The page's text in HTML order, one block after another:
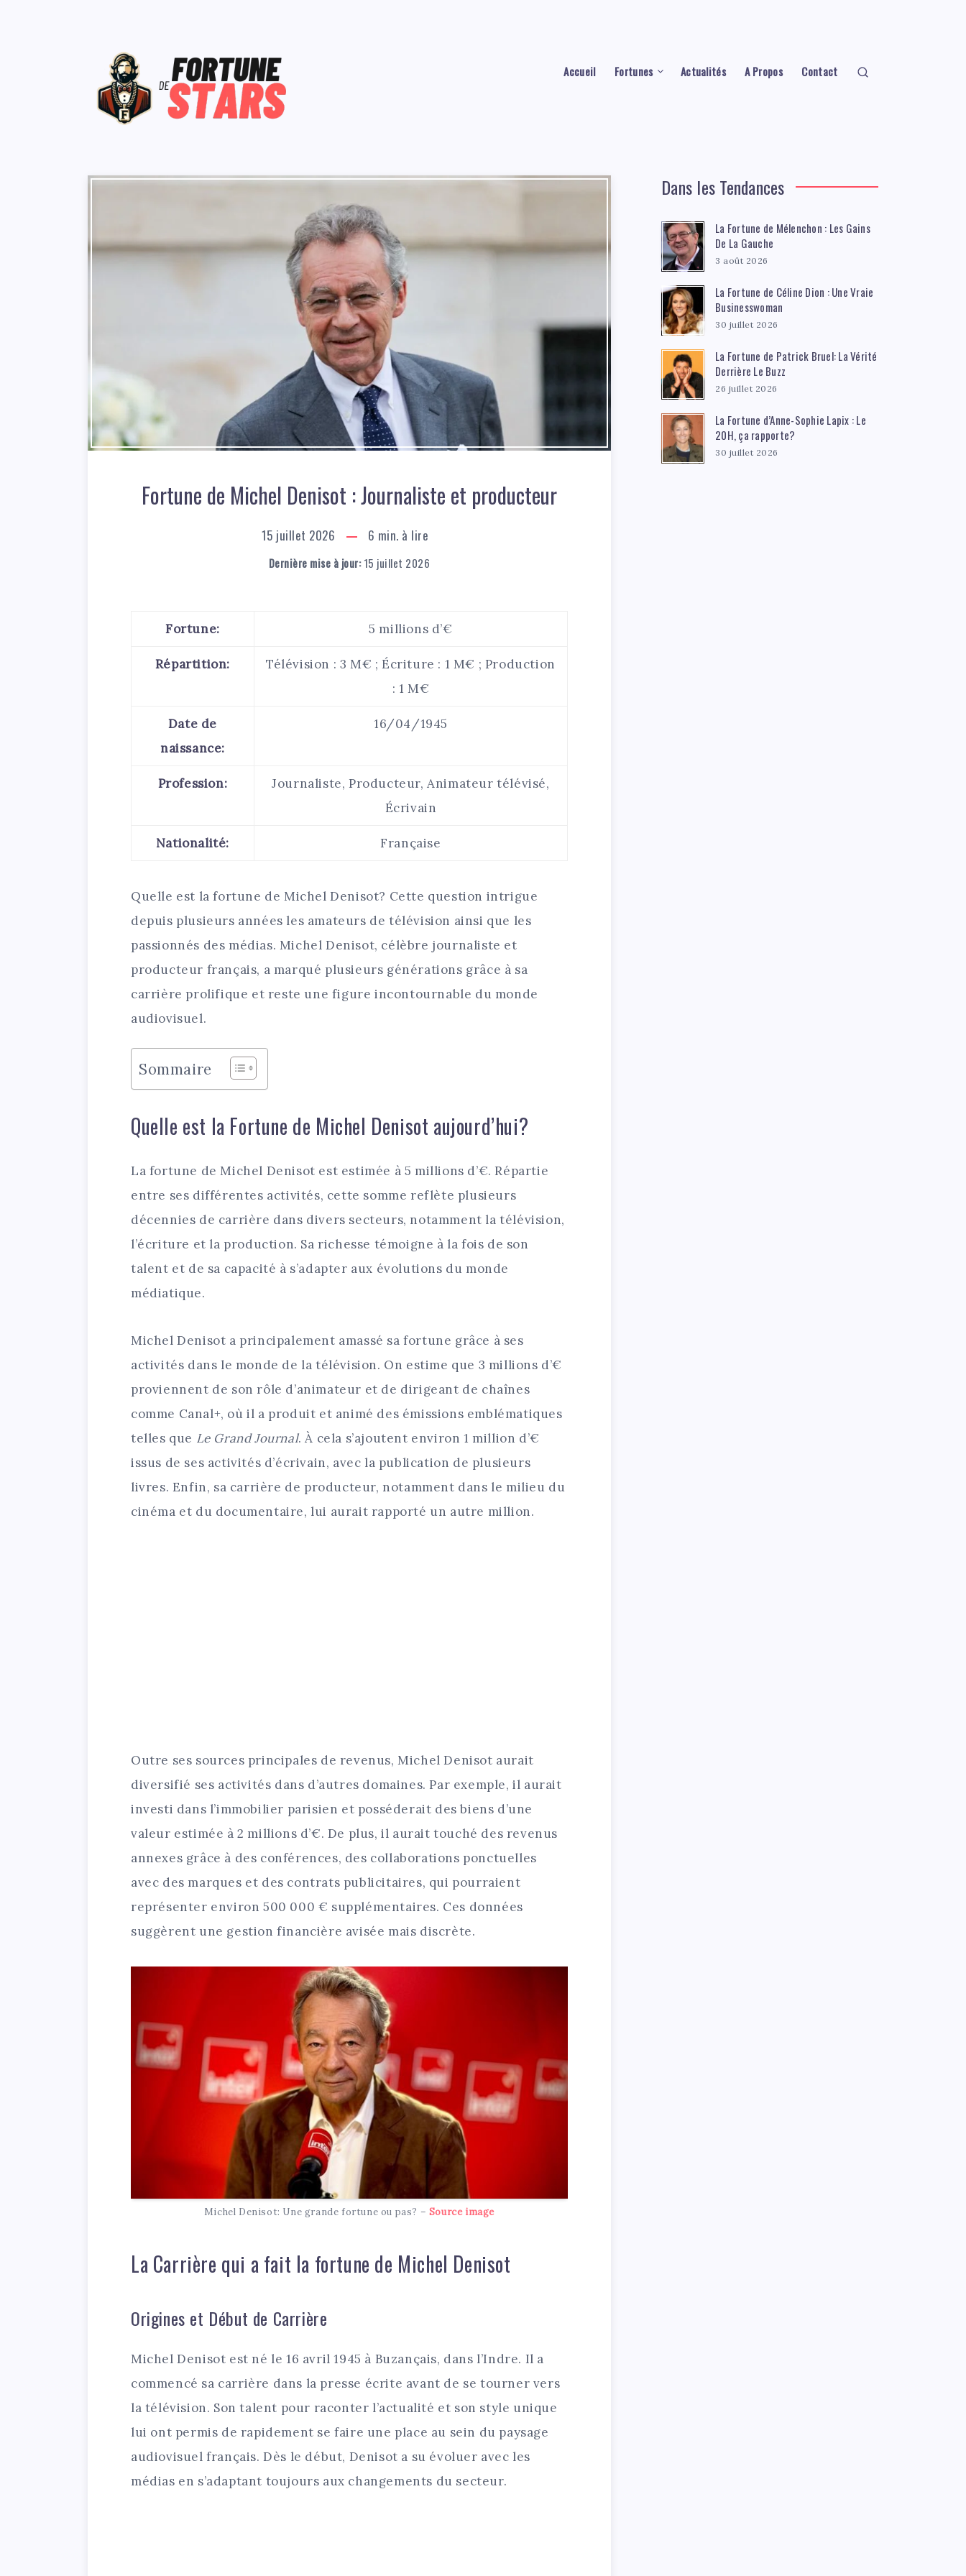
Accueil Fortunes Actualités A Propos Contact
Fortune de Michel Denisot : Journaliste et producteur
15 juillet 2026 6 min. à lire
Dernière mise à jour:15 juillet 2026
Fortune: 5 millions d’€
Répartition:
Télévision : 3 M€ ; Écriture : 1 M€ ; Production
: 1 M€
Date de
naissance:
16/04/1945
Profession:
Journaliste, Producteur, Animateur télévisé,
Écrivain
Nationalité: Française
Quelle est la fortune de Michel Denisot? Cette question intrigue
depuis plusieurs années les amateurs de télévision ainsi que les
passionnés des médias. Michel Denisot, célèbre journaliste et
producteur français, a marqué plusieurs générations grâce à sa
carrière prolifique et reste une figure incontournable du monde
audiovisuel.
Sommaire
Quelle est la Fortune de Michel Denisot aujourd’hui?
La fortune de Michel Denisot est estimée à 5 millions d’€. Répartie
entre ses différentes activités, cette somme reflète plusieurs
décennies de carrière dans divers secteurs, notamment la télévision,
l’écriture et la production. Sa richesse témoigne à la fois de son
talent et de sa capacité à s’adapter aux évolutions du monde
médiatique.
Michel Denisot a principalement amassé sa fortune grâce à ses
activités dans le monde de la télévision. On estime que 3 millions d’€
proviennent de son rôle d’animateur et de dirigeant de chaînes
comme Canal+, où il a produit et animé des émissions emblématiques
telles que Le Grand Journal. À cela s’ajoutent environ 1 million d’€
issus de ses activités d’écrivain, avec la publication de plusieurs
livres. Enfin, sa carrière de producteur, notamment dans le milieu du
cinéma et du documentaire, lui aurait rapporté un autre million.
Outre ses sources principales de revenus, Michel Denisot aurait
diversifié ses activités dans d’autres domaines. Par exemple, il aurait
investi dans l’immobilier parisien et posséderait des biens d’une
valeur estimée à 2 millions d’€. De plus, il aurait touché des revenus
annexes grâce à des conférences, des collaborations ponctuelles
avec des marques et des contrats publicitaires, qui pourraient
représenter environ 500 000 € supplémentaires. Ces données
suggèrent une gestion financière avisée mais discrète.
Michel Denisot: Une grande fortune ou pas? – Source image
La Carrière qui a fait la fortune de Michel Denisot
Origines et Début de Carrière
Michel Denisot est né le 16 avril 1945 à Buzançais, dans l’Indre. Il a
commencé sa carrière dans la presse écrite avant de se tourner vers
la télévision. Son talent pour raconter l’actualité et son style unique
lui ont permis de rapidement se faire une place au sein du paysage
audiovisuel français. Dès le début, Denisot a su évoluer avec les
médias en s’adaptant toujours aux changements du secteur.
Dans les Tendances
La Fortune de Mélenchon : Les Gains
De La Gauche
3 août 2026
La Fortune de Céline Dion : Une Vraie
Businesswoman
30 juillet 2026
La Fortune de Patrick Bruel: La Vérité
Derrière Le Buzz
26 juillet 2026
La Fortune d’Anne-Sophie Lapix : Le
20H, ça rapporte?
30 juillet 2026